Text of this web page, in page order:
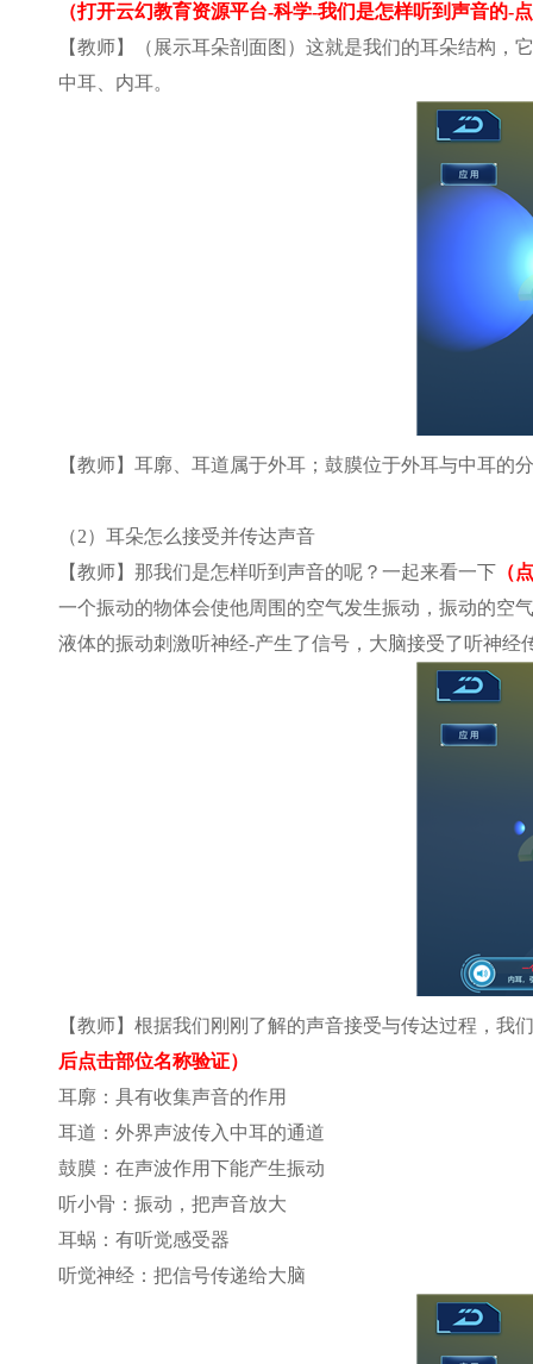
（打开云幻教育资源平台-科学-我们是怎样听到声音的-
【教师】（展示耳朵剖面图）这就是我们的耳朵结构
中耳、内耳。
【教师】耳廓、耳道属于外耳；鼓膜位于外耳与中耳
（2）耳朵怎么接受并传达声音
【教师】那我们是怎样听到声音的呢？一起来看一下 （
一个振动的物体会使他周围的空气发生振动，振动的空
液体的振动刺激听神经-产生了信号，大脑接受了听神经
【教师】根据我们刚刚了解的声音接受与传达过程，我
后点击部位名称验证）
耳廓：具有收集声音的作用
耳道：外界声波传入中耳的通道
鼓膜：在声波作用下能产生振动
听小骨：振动，把声音放大
耳蜗：有听觉感受器
听觉神经：把信号传递给大脑